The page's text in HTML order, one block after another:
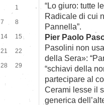
“Lo giuro: tutte
Radicale di cui
Pannella”.
Pier Paolo
Pasolini non
della Sera»:
“schiavi della
partecipare al
Cerami lesse il
generica
1
7 8
14 15
21 22
28 29